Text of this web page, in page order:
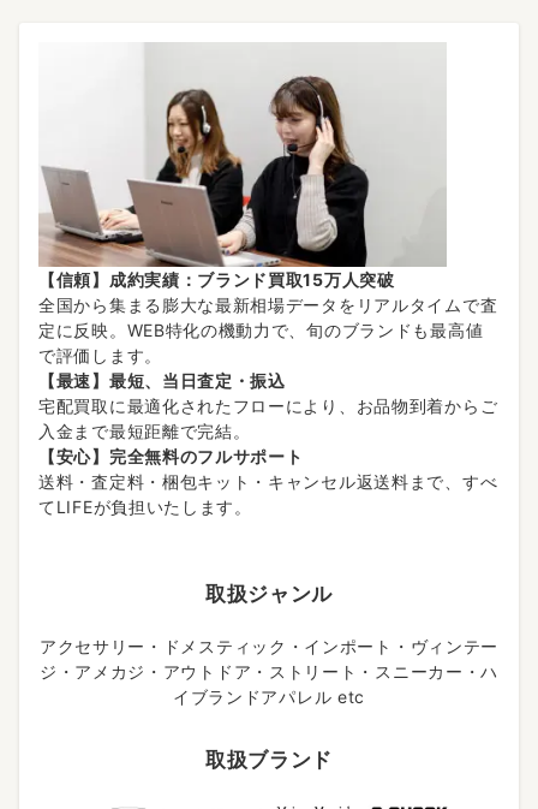
【信頼】成約実績：ブランド買取15万人突破
全国から集まる膨大な最新相場データをリアルタイムで査
定に反映。WEB特化の機動力で、旬のブランドも最高値
で評価します。
【最速】最短、当日査定・振込
宅配買取に最適化されたフローにより、お品物到着からご
入金まで最短距離で完結。
【安心】完全無料のフルサポート
送料・査定料・梱包キット・キャンセル返送料まで、すべ
てLIFEが負担いたします。
取扱ジャンル
アクセサリー・ドメスティック・インポート・ヴィンテー
ジ・アメカジ・アウトドア・ストリート・スニーカー・ハ
イブランドアパレル etc
取扱ブランド